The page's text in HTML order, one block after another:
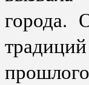
города.